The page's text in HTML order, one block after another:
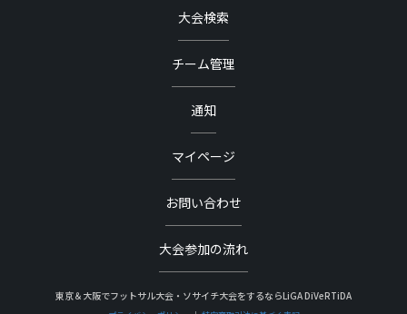
大会検索
チーム管理
通知
マイページ
お問い合わせ
大会参加の流れ
東京＆大阪でフットサル大会・ソサイチ大会をするならLiGA DiVeRTiDA